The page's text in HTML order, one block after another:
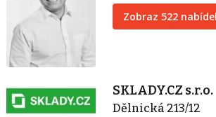
Zobraz 522
SKLADY.CZ s.r.o.
Dělnická 213/12